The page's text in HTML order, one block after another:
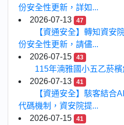
份安全性更新，詳如...
2026-07-13
47
【資通安全】轉知資安
份安全性更新，請儘...
2026-07-15
43
115年湳雅國小五乙菸
2026-07-13
41
【資通安全】駭客結合
代碼機制，資安院提...
2026-07-15
41